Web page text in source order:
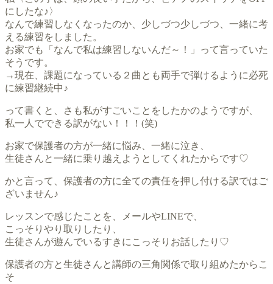
にしたな♪〉
なんで練習しなくなったのか、少しづつ少しづつ、一緒に考
える練習をしました。
お家でも「なんで私は練習しないんだ～！」って言っていた
そうです。
→現在、課題になっている２曲とも両手で弾けるように必死
に練習継続中♪
って書くと、さも私がすごいことをしたかのようですが、
私一人でできる訳がない！！！(笑)
お家で保護者の方が一緒に悩み、一緒に泣き、
生徒さんと一緒に乗り越えようとしてくれたからです♡
かと言って、保護者の方に全ての責任を押し付ける訳ではご
ざいません♪
レッスンで感じたことを、メールやLINEで、
こっそりやり取りしたり、
生徒さんが遊んでいるすきにこっそりお話したり♡
保護者の方と生徒さんと講師の三角関係で取り組めたからこ
そ